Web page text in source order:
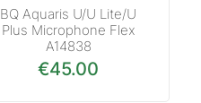
BQ Aquaris U/U Lite/U
Plus Microphone Flex
A14838
€45.00